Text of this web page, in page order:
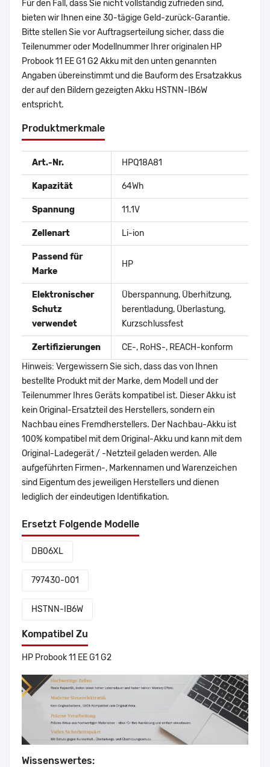
Für den Fall, dass Sie nicht vollständig zufrieden sind,
bieten wir Ihnen eine 30-tägige Geld-zurück-Garantie.
Bitte stellen Sie vor Auftragserteilung sicher, dass die
Teilenummer oder Modellnummer Ihrer originalen HP
Probook 11 EE G1 G2 Akku mit den unten genannten
Angaben übereinstimmt und die Bauform des Ersatzakkus
der auf den Bildern gezeigten Akku HSTNN-IB6W
entspricht.
Produktmerkmale
Art.-Nr. HPQ18A81
Kapazität 64Wh
Spannung 11.1V
Zellenart Li-ion
Passend für
Marke
HP
Elektronischer
Schutz
verwendet
Überspannung, Überhitzung,
berentladung, Überlastung,
Kurzschlussfest
Zertifizierungen
CE-, RoHS-, REACH-konform
Hinweis: Vergewissern Sie sich, dass das von Ihnen
bestellte Produkt mit der Marke, dem Modell und der
Teilenummer Ihres Geräts kompatibel ist. Dieser Akku ist
kein Original-Ersatzteil des Herstellers, sondern ein
Nachbau eines Fremdherstellers. Der Nachbau-Akku ist
100% kompatibel mit dem Original-Akku und kann mit dem
Original-Ladegerät / -Netzteil geladen werden. Alle
aufgeführten Firmen-, Markennamen und Warenzeichen
sind Eigentum des jeweiligen Herstellers und dienen
lediglich der eindeutigen Identifikation.
Ersetzt Folgende Modelle
DB06XL
797430-001
HSTNN-IB6W
Kompatibel Zu
HP Probook 11 EE G1 G2
Wissenswertes: